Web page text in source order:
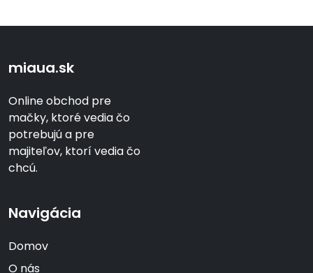
miaua.sk
Online obchod pre
mačky, ktoré vedia čo
potrebujú a pre
majiteľov, ktorí vedia čo
chcú.
Navigácia
Domov
O nás